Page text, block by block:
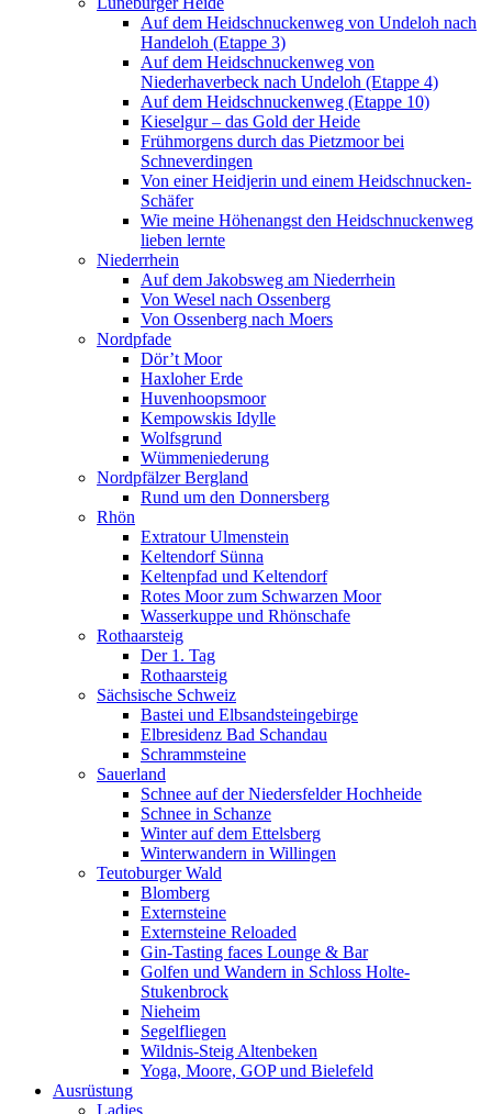
Auf dem Heidschnuckenweg von Undeloh nach
Handeloh (Etappe 3)
Auf dem Heidschnuckenweg von
Niederhaverbeck nach Undeloh (Etappe 4)
Auf dem Heidschnuckenweg (Etappe 10)
Kieselgur – das Gold der Heide
Frühmorgens durch das Pietzmoor bei
Schneverdingen
Von einer Heidjerin und einem Heidschnucken-
Schäfer
Wie meine Höhenangst den Heidschnuckenweg
lieben lernte
Niederrhein
Auf dem Jakobsweg am Niederrhein
Von Wesel nach Ossenberg
Von Ossenberg nach Moers
Nordpfade
Dör’t Moor
Haxloher Erde
Huvenhoopsmoor
Kempowskis Idylle
Wolfsgrund
Wümmeniederung
Nordpfälzer Bergland
Rund um den Donnersberg
Rhön
Extratour Ulmenstein
Keltendorf Sünna
Keltenpfad und Keltendorf
Rotes Moor zum Schwarzen Moor
Wasserkuppe und Rhönschafe
Rothaarsteig
Der 1. Tag
Rothaarsteig
Sächsische Schweiz
Bastei und Elbsandsteingebirge
Elbresidenz Bad Schandau
Schrammsteine
Sauerland
Schnee auf der Niedersfelder Hochheide
Schnee in Schanze
Winter auf dem Ettelsberg
Winterwandern in Willingen
Teutoburger Wald
Blomberg
Externsteine
Externsteine Reloaded
Gin-Tasting faces Lounge & Bar
Golfen und Wandern in Schloss Holte-
Stukenbrock
Nieheim
Segelfliegen
Wildnis-Steig Altenbeken
Yoga, Moore, GOP und Bielefeld
Ausrüstung
Ladies